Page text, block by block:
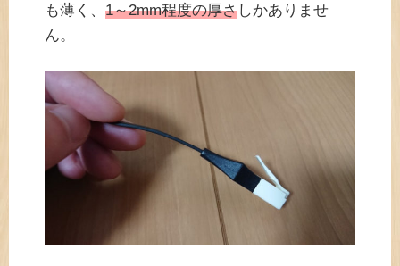
も薄く、 1～2mm程度の厚さしかありませ
ん。